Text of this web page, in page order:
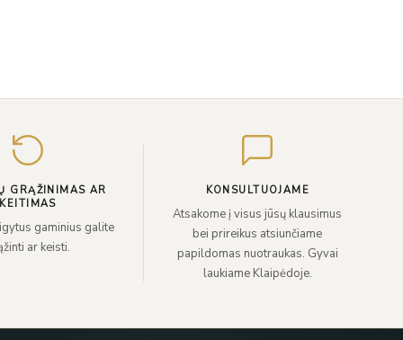
GRĄŽINIMAS AR
KEITIMAS
gaminius galite
ar keisti.
KONSULTUOJAME
Atsakome į visus jūsų klausimus
bei prireikus atsiunčiame
papildomas nuotraukas. Gyvai
laukiame Klaipėdoje.